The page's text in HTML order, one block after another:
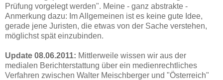
Prüfung vorgelegt werden". Meine - ganz abstrakte -
Anmerkung dazu: Im Allgemeinen ist es keine gute Idee,
gerade jene Juristen, die etwas von der Sache verstehen,
möglichst spät einzubinden.
Update 08.06.2011: Mittlerweile wissen wir aus der
medialen Berichterstattung über ein medienrechtliches
Verfahren zwischen Walter Meischberger und "Österreich"